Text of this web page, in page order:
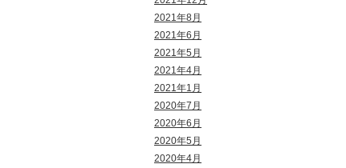
2021年8月
2021年6月
2021年5月
2021年4月
2021年1月
2020年7月
2020年6月
2020年5月
2020年4月